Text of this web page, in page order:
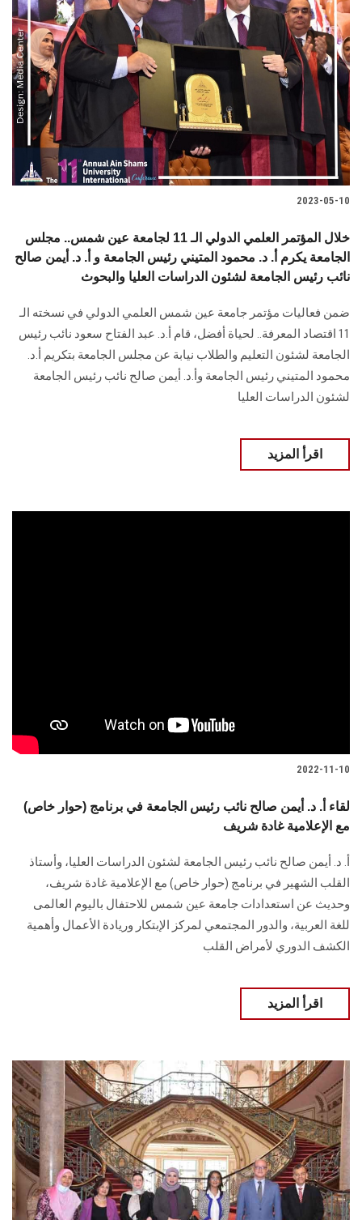
2023-05-10
خلال المؤتمر العلمي الدولي الـ 11 لجامعة عين شمس.. مجلس
الجامعة يكرم أ. د. محمود المتيني رئيس الجامعة و أ. د. أيمن صالح
نائب رئيس الجامعة لشئون الدراسات العليا والبحوث
ضمن فعاليات مؤتمر جامعة عين شمس العلمي الدولي في نسخته الـ
11 اقتصاد المعرفة.. لحياة أفضل، قام أ.د. عبد الفتاح سعود نائب رئيس
الجامعة لشئون التعليم والطلاب نيابة عن مجلس الجامعة بتكريم أ.د.
محمود المتيني رئيس الجامعة وأ.د. أيمن صالح نائب رئيس الجامعة
لشئون الدراسات العليا
اقرأ المزيد
2022-11-10
لقاء أ. د. أيمن صالح نائب رئيس الجامعة في برنامج (حوار خاص)
مع الإعلامية غادة شريف
أ. د. أيمن صالح نائب رئيس الجامعة لشئون الدراسات العليا، وأستاذ
القلب الشهير في برنامج (حوار خاص) مع الإعلامية غادة شريف،
وحديث عن استعدادات جامعة عين شمس للاحتفال باليوم العالمى
للغة العربية، والدور المجتمعي لمركز الإبتكار وريادة الأعمال وأهمية
الكشف الدوري لأمراض القلب
اقرأ المزيد